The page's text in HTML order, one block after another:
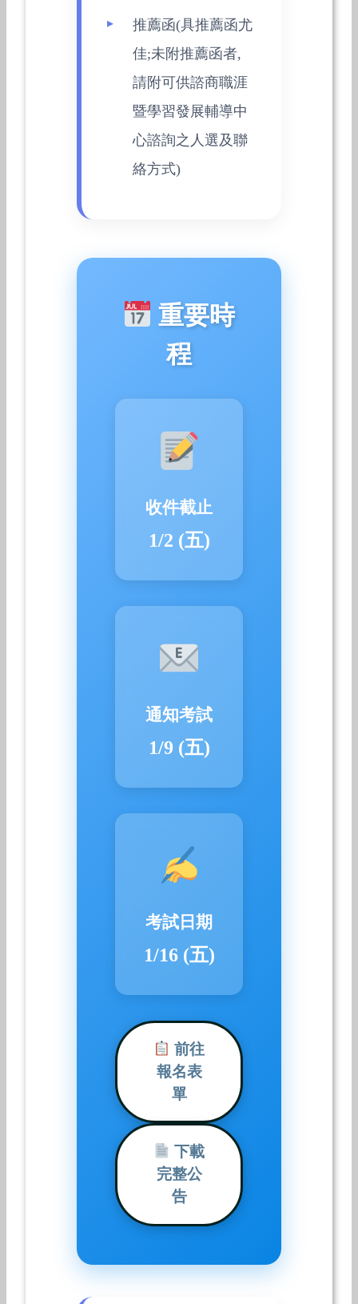
推薦函(具推薦函尤
佳;未附推薦函者,
請附可供諮商職涯
暨學習發展輔導中
心諮詢之人選及聯
絡方式)
重要時
程
收件截止
1/2 (五)
通知考試
1/9 (五)
考試日期
1/16 (五)
前往
報名表
單
下載
完整公
告